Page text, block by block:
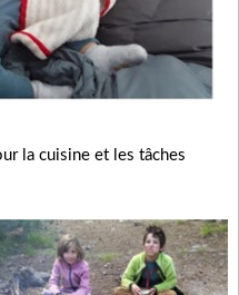
la cuisine et les tâches